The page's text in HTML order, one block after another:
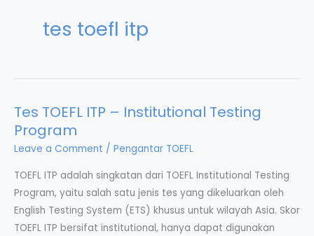
tes toefl itp
Tes TOEFL ITP – Institutional Testing
Program
Leave a Comment / Pengantar TOEFL
TOEFL ITP adalah singkatan dari TOEFL Institutional Testing
Program, yaitu salah satu jenis tes yang dikeluarkan oleh
English Testing System (ETS) khusus untuk wilayah Asia. Skor
TOEFL ITP bersifat institutional, hanya dapat digunakan